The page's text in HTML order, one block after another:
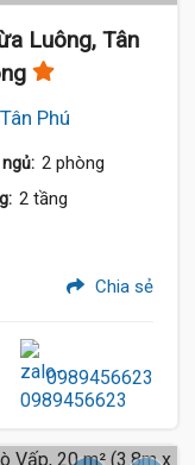
Luông, Tân
Phú
2 phòng
2 tầng
Chia sẻ
0989456623